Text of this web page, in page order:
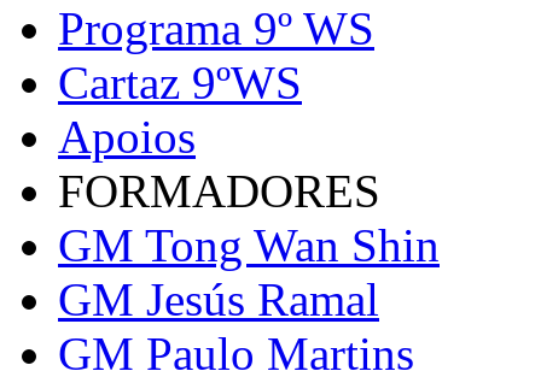
Programa 9º WS
Cartaz 9ºWS
Apoios
FORMADORES
GM Tong Wan Shin
GM Jesús Ramal
GM Paulo Martins